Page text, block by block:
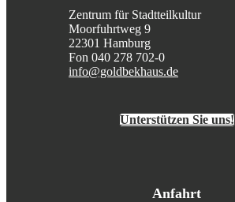
Zentrum für Stadtteilkultur
Moorfuhrtweg 9
22301 Hamburg
Fon 040 278 702-0
info@goldbekhaus.de
Unterstützen Sie uns!
Anfahrt